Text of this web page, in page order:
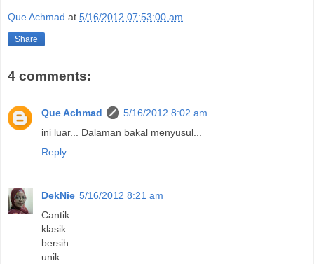
Que Achmad at 5/16/2012 07:53:00 am
Share
4 comments:
Que Achmad
5/16/2012 8:02 am
ini luar... Dalaman bakal menyusul...
Reply
DekNie 5/16/2012 8:21 am
Cantik..
klasik..
bersih..
unik..